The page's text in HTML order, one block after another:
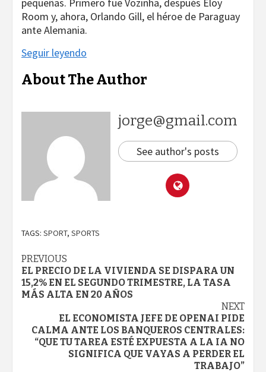
Room y, ahora, Orlando Gill, el héroe de Paraguay
ante Alemania.
Seguir leyendo
About The Author
jorge@gmail.com
See author's posts
TAGS: SPORT, SPORTS
Continue
Reading
PREVIOUS
EL PRECIO DE LA VIVIENDA SE DISPARA UN
15,2% EN EL SEGUNDO TRIMESTRE, LA TASA
MÁS ALTA EN 20 AÑOS
NEXT
EL ECONOMISTA JEFE DE OPENAI PIDE
CALMA ANTE LOS BANQUEROS CENTRALES:
“QUE TU TAREA ESTÉ EXPUESTA A LA IA NO
SIGNIFICA QUE VAYAS A PERDER EL
TRABAJO”